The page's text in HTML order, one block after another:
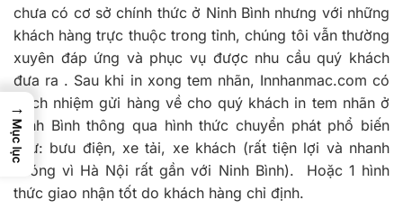
chưa có cơ sở chính thức ở Ninh Bình nhưng với những
khách hàng trực thuộc trong tỉnh, chúng tôi vẫn thường
xuyên đáp ứng và phục vụ được nhu cầu quý khách
đưa ra . Sau khi in xong tem nhãn, Innhanmac.com có
trách nhiệm gửi hàng về cho quý khách in tem nhãn ở
Ninh Bình thông qua hình thức chuyển phát phổ biến
như: bưu điện, xe tải, xe khách (rất tiện lợi và nhanh
chóng vì Hà Nội rất gần với Ninh Bình). Hoặc 1 hình
thức giao nhận tốt do khách hàng chỉ định.
→
Mục lục